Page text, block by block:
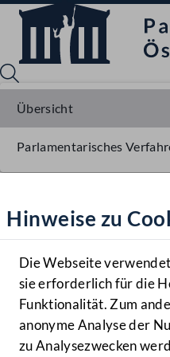
Hilfe
Benutzer
Navigationsmenü
MENÜ
Hinweise zu
Die Webseite
sie erforderlich für die
Funktionalität. Zum
anonyme Analyse der
zu Analysezwecken
Übersicht
Parlamentarisches